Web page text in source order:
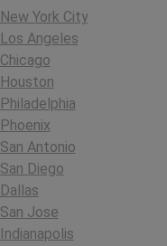
New York City
Los Angeles
Chicago
Houston
Philadelphia
Phoenix
San Antonio
San Diego
Dallas
San Jose
Indianapolis